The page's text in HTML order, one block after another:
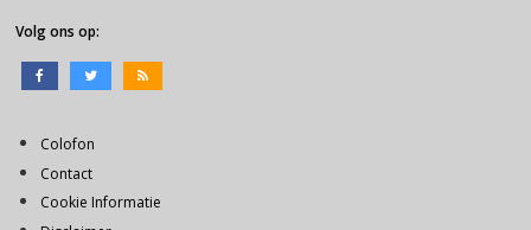
Volg ons op:
Colofon
Contact
Cookie Informatie